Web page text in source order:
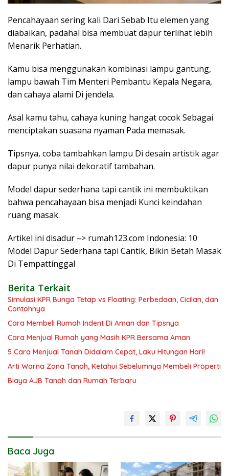
Pencahayaan sering kali Dari Sebab Itu elemen yang
diabaikan, padahal bisa membuat dapur terlihat lebih
Menarik Perhatian.
Kamu bisa menggunakan kombinasi lampu gantung,
lampu bawah Tim Menteri Pembantu Kepala Negara,
dan cahaya alami Di jendela.
Asal kamu tahu, cahaya kuning hangat cocok Sebagai
menciptakan suasana nyaman Pada memasak.
Tipsnya, coba tambahkan lampu Di desain artistik agar
dapur punya nilai dekoratif tambahan.
Model dapur sederhana tapi cantik ini membuktikan
bahwa pencahayaan bisa menjadi Kunci keindahan
ruang masak.
Artikel ini disadur –> rumah123.com Indonesia: 10
Model Dapur Sederhana tapi Cantik, Bikin Betah Masak
Di Tempattinggal
Berita Terkait
Simulasi KPR Bunga Tetap vs Floating: Perbedaan, Cicilan, dan
Contohnya
Cara Membeli Rumah Indent Di Aman dan Tipsnya
Cara Menjual Rumah yang Masih KPR Bersama Aman
5 Cara Menjual Tanah Didalam Cepat, Laku Hitungan Hari!
Arti Warna Zona Tanah, Ketahui Sebelumnya Membeli Properti
Biaya AJB Tanah dan Rumah Terbaru
Baca Juga